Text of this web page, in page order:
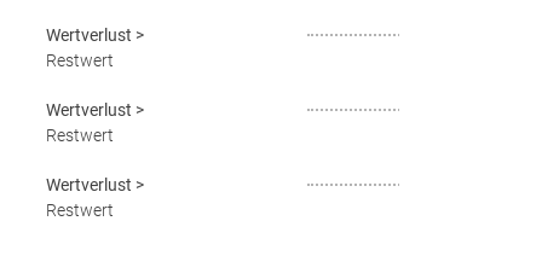
Wertverlust >
Restwert
Wertverlust >
Restwert
Wertverlust >
Restwert